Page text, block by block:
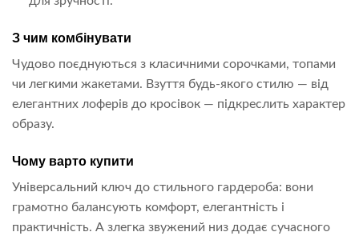
З чим комбінувати
Чудово поєднуються з класичними сорочками, топами
чи легкими жакетами. Взуття будь-якого стилю — від
елегантних лоферів до кросівок — підкреслить характер
образу.
Чому варто купити
Універсальний ключ до стильного гардероба: вони
грамотно балансують комфорт, елегантність і
практичність. А злегка звужений низ додає сучасного